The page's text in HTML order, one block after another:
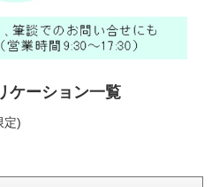
ケーション一覧
定)